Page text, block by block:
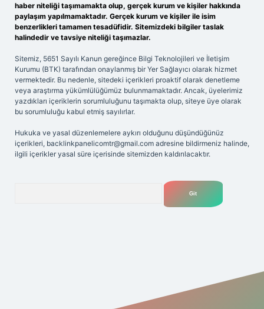
haber niteliği taşımamakta olup, gerçek kurum ve kişiler hakkında
paylaşım yapılmamaktadır. Gerçek kurum ve kişiler ile isim
benzerlikleri tamamen tesadüfidir. Sitemizdeki bilgiler taslak
halindedir ve tavsiye niteliği taşımazlar.
Sitemiz, 5651 Sayılı Kanun gereğince Bilgi Teknolojileri ve İletişim
Kurumu (BTK) tarafından onaylanmış bir Yer Sağlayıcı olarak hizmet
vermektedir. Bu nedenle, sitedeki içerikleri proaktif olarak denetleme
veya araştırma yükümlülüğümüz bulunmamaktadır. Ancak, üyelerimiz
yazdıkları içeriklerin sorumluluğunu taşımakta olup, siteye üye olarak
bu sorumluluğu kabul etmiş sayılırlar.
Hukuka ve yasal düzenlemelere aykırı olduğunu düşündüğünüz
içerikleri, backlinkpanelicomtr@gmail.com adresine bildirmeniz halinde,
ilgili içerikler yasal süre içerisinde sitemizden kaldırılacaktır.